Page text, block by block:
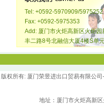
Tel: +0592-5970909/5975252
Fax: +0592-5975353
Add: 厦门市火炬高新区火炬园
丰二路8号北融信大厦4楼S单
版权所有: 厦门荣昱进出口贸易有限公
地址：厦门市火炬高新